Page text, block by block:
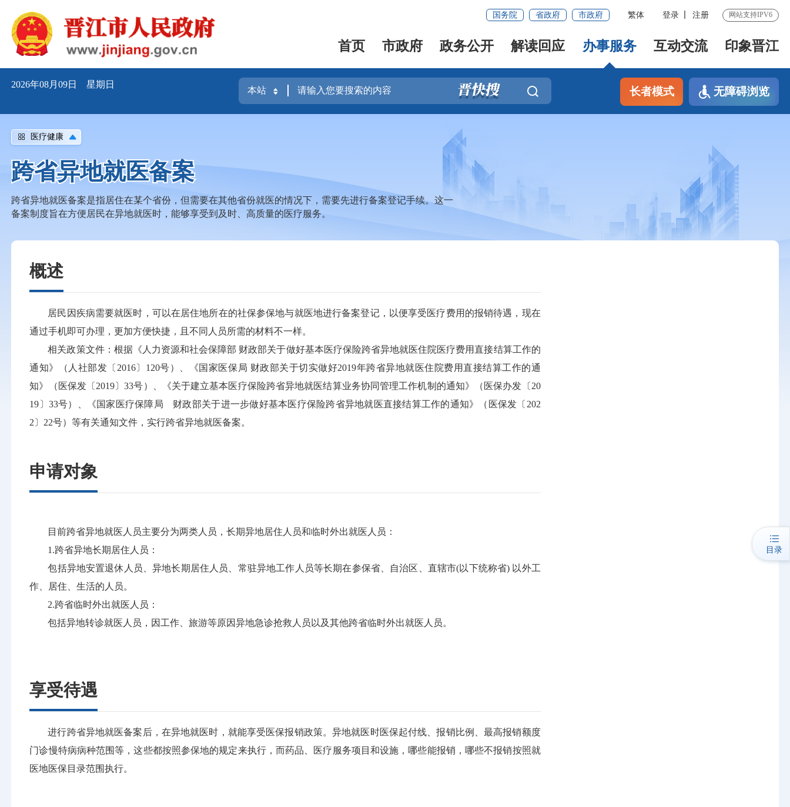
国务院 省政府 市政府 繁体 登录 注册 网站支持IPV6
首页 市政府 政务公开 解读回应 办事服务 互动交流 印象晋江
2026年08月09日 星期日
长者模式 无障碍浏览
医疗健康
跨省异地就医备案
跨省异地就医备案是指居住在某个省份，但需要在其他省份就医的情况下，需要先进行备案登记手续。这一
备案制度旨在方便居民在异地就医时，能够享受到及时、高质量的医疗服务。
概述
居民因疾病需要就医时，可以在居住地所在的社保参保地与就医地进行备案登记，以便享受医疗费用的报销待遇，现在
通过手机即可办理，更加方便快捷，且不同人员所需的材料不一样。
相关政策文件：根据《人力资源和社会保障部 财政部关于做好基本医疗保险跨省异地就医住院医疗费用直接结算工作的
通知》（人社部发〔2016〕120号）、《国家医保局 财政部关于切实做好2019年跨省异地就医住院费用直接结算工作的通
知》（医保发〔2019〕33号）、《关于建立基本医疗保险跨省异地就医结算业务协同管理工作机制的通知》（医保办发〔20
19〕33号）、《国家医疗保障局 财政部关于进一步做好基本医疗保险跨省异地就医直接结算工作的通知》（医保发〔202
2〕22号）等有关通知文件，实行跨省异地就医备案。
申请对象
目前跨省异地就医人员主要分为两类人员，长期异地居住人员和临时外出就医人员：
1.跨省异地长期居住人员：
包括异地安置退休人员、异地长期居住人员、常驻异地工作人员等长期在参保省、自治区、直辖市(以下统称省) 以外工
作、居住、生活的人员。
2.跨省临时外出就医人员：
包括异地转诊就医人员，因工作、旅游等原因异地急诊抢救人员以及其他跨省临时外出就医人员。
享受待遇
进行跨省异地就医备案后，在异地就医时，就能享受医保报销政策。异地就医时医保起付线、报销比例、最高报销额度
门诊慢特病病种范围等，这些都按照参保地的规定来执行，而药品、医疗服务项目和设施，哪些能报销，哪些不报销按照就
医地医保目录范围执行。
目录